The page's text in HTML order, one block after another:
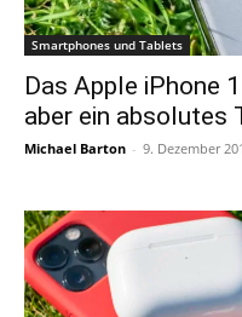
Smartphones und Tablets
Das Apple iPhone
aber ein absolutes
Michael Barton - 9. Dezember